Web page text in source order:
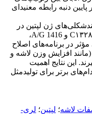
دنبه رابطه معنی­دای
ژن لپتین در
جایگاه ۲۷۱ جفت‌بازی، به‌ویژه جهش +C۱۳۲۸ و A/G 1416،
در برنامه‌های اصلاح
افزایش وزن لاشه و
این نتایج اهمیت
برتر برای تولیدمثل
لاشه؛ لپتین؛ لری-